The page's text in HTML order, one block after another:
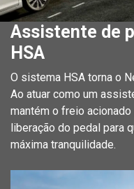
Assistente de
HSA
O sistema HSA torna o
Ao atuar como um
mantém o freio
liberação do pedal para
máxima tranquilidade.